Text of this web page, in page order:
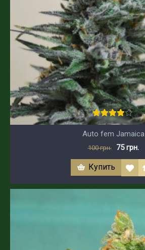
Auto fem Jamaica
100 грн. 75 грн.
Купить